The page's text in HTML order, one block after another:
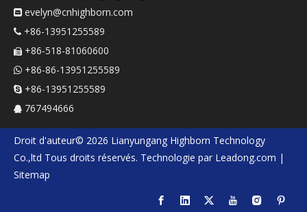
 evelyn@cnhighborn.com
 +86-13951255589
 +86-518-81060600
 +86-86-13951255589
 +86-13951255589
 767494666
Droit d'auteur© 2026 Lianyungang Highborn Technology
Co.,ltd Tous droits réservés. Technologie par Leadong.com |
Sitemap